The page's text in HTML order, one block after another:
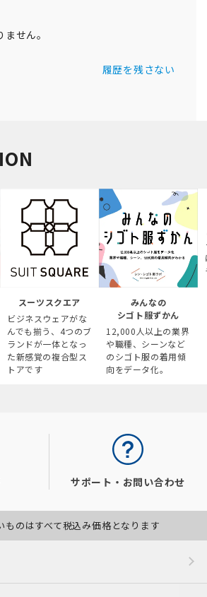
せん。
履歴を残さない
スーツスクエア
ビジネスウェアがな
んでも揃う、4つのブ
ランドが一体となっ
た新感覚の複合型ス
トアです
みんなの
シゴト服ずかん
12,000人以上の業界
や職種、シーンなど
のシゴト服の着用傾
向をデータ化。
サポート・お問い合わせ
のはすべて税込み価格となります